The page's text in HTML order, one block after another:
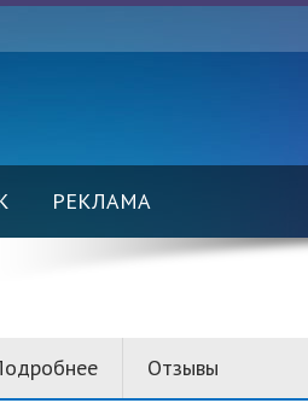
РЕКЛАМА
Отзывы